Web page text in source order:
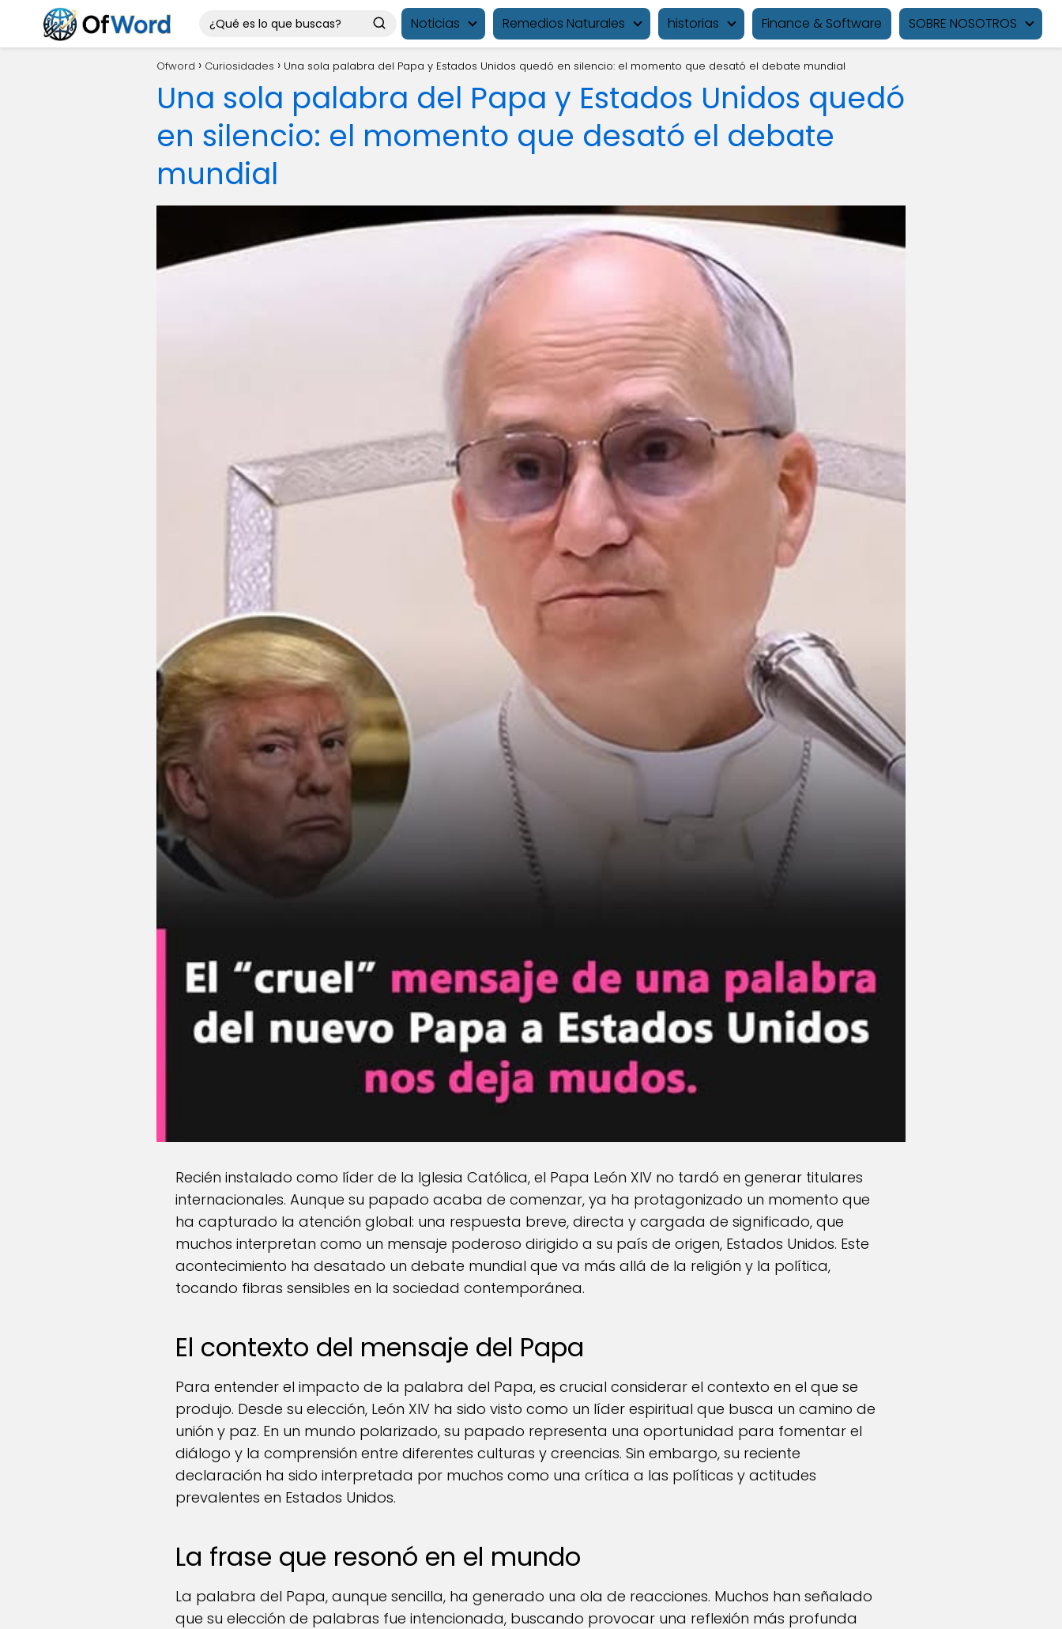
Noticias Remedios Naturales historias Finance & Software SOBRE NOSOTROS
Ofword Curiosidades Una sola palabra del Papa y Estados Unidos quedó en silencio: el momento que desató el debate mundial
Una sola palabra del Papa y Estados Unidos quedó
en silencio: el momento que desató el debate
mundial
Recién instalado como líder de la Iglesia Católica, el Papa León XIV no tardó en generar titulares
internacionales. Aunque su papado acaba de comenzar, ya ha protagonizado un momento que
ha capturado la atención global: una respuesta breve, directa y cargada de significado, que
muchos interpretan como un mensaje poderoso dirigido a su país de origen, Estados Unidos. Este
acontecimiento ha desatado un debate mundial que va más allá de la religión y la política,
tocando fibras sensibles en la sociedad contemporánea.
El contexto del mensaje del Papa
Para entender el impacto de la palabra del Papa, es crucial considerar el contexto en el que se
produjo. Desde su elección, León XIV ha sido visto como un líder espiritual que busca un camino de
unión y paz. En un mundo polarizado, su papado representa una oportunidad para fomentar el
diálogo y la comprensión entre diferentes culturas y creencias. Sin embargo, su reciente
declaración ha sido interpretada por muchos como una crítica a las políticas y actitudes
prevalentes en Estados Unidos.
La frase que resonó en el mundo
La palabra del Papa, aunque sencilla, ha generado una ola de reacciones. Muchos han señalado
que su elección de palabras fue intencionada, buscando provocar una reflexión más profunda